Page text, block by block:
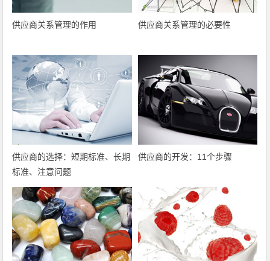
供应商关系管理的作用 供应商关系管理的必要性
供应商的选择：短期标准、长期
标准、注意问题
供应商的开发：11个步骤